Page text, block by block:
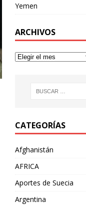
Yemen
ARCHIVOS
CATEGORÍAS
Afghanistán
AFRICA
Aportes de Suecia
Argentina